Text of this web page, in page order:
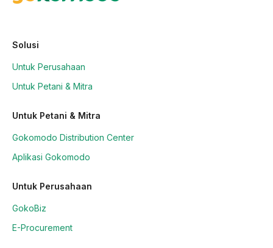
Solusi
Untuk Perusahaan
Untuk Petani & Mitra
Untuk Petani & Mitra
Gokomodo Distribution Center
Aplikasi Gokomodo
Untuk Perusahaan
GokoBiz
E-Procurement